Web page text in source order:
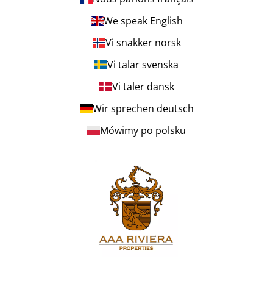
We speak English
Vi snakker norsk
Vi talar svenska
Vi taler dansk
Wir sprechen deutsch
Mówimy po polsku